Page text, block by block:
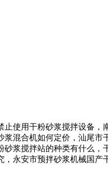
使用干粉砂浆搅拌设备，
混合机如何定价，汕尾市
浆搅拌站的种类有什么，
永安市预拌砂浆机械国产